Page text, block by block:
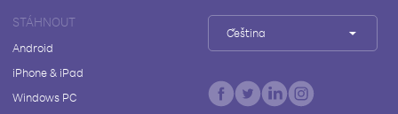
STÁHNOUT
Android
iPhone & iPad
Windows PC
Čeština